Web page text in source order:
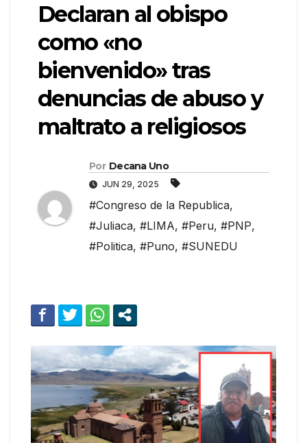
Declaran al obispo
como «no
bienvenido» tras
denuncias de abuso y
maltrato a religiosos
Por Decana Uno
JUN 29, 2025
#Congreso de la Republica,
#Juliaca, #LIMA, #Peru, #PNP,
#Politica, #Puno, #SUNEDU